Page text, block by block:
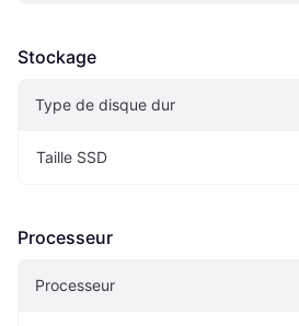
Stockage
Type de disque dur
Taille SSD
Processeur
Processeur